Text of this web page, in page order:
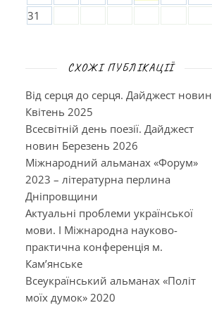
31
СХОЖІ ПУБЛІКАЦІЇ
Від серця до серця. Дайджест новин
Квітень 2025
Всесвітній день поезії. Дайджест
новин Березень 2026
Міжнародний альманах «Форум»
2023 – літературна перлина
Дніпровщини
Актуальні проблеми української
мови. І Міжнародна науково-
практична конференція м.
Кам’янське
Всеукраїнський альманах «Політ
моїх думок» 2020